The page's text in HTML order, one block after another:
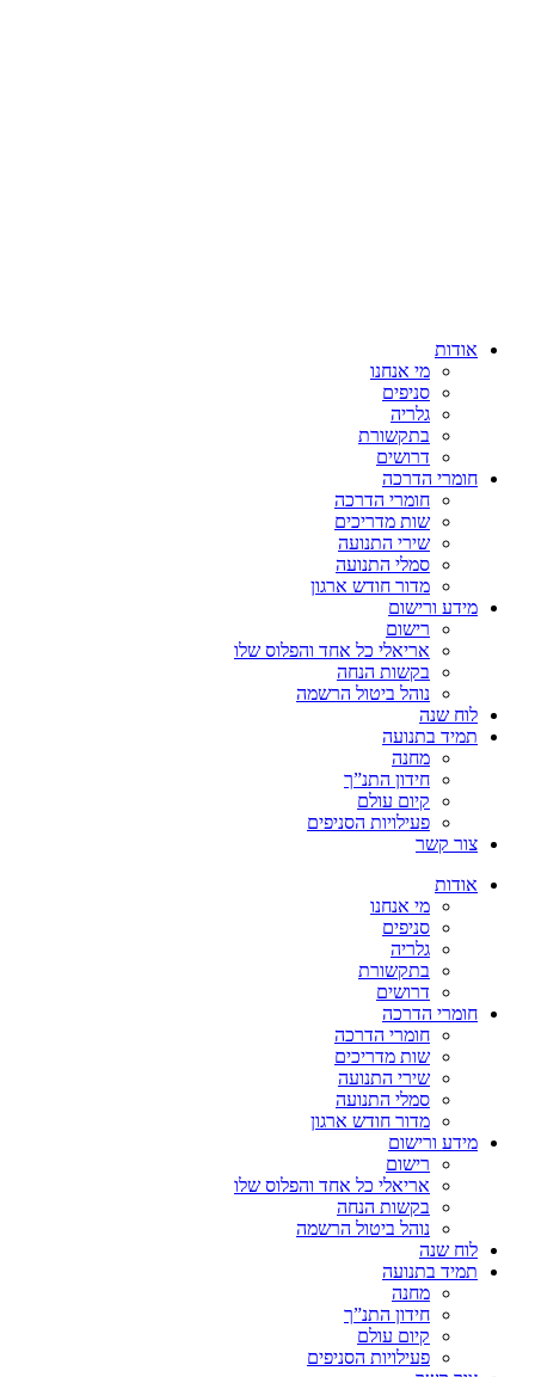
אודות
מי אנחנו
סניפים
גלריה
בתקשורת
דרושים
חומרי הדרכה
חומרי הדרכה
שות מדריכים
שירי התנועה
סמלי התנועה
מדור חודש ארגון
מידע ורישום
רישום
אריאלי כל אחד והפלוס שלו
בקשות הנחה
נוהל ביטול הרשמה
לוח שנה
תמיד בתנועה
מחנה
חידון התנ”ך
קיום עולם
פעילויות הסניפים
צור קשר
אודות
מי אנחנו
סניפים
גלריה
בתקשורת
דרושים
חומרי הדרכה
חומרי הדרכה
שות מדריכים
שירי התנועה
סמלי התנועה
מדור חודש ארגון
מידע ורישום
רישום
אריאלי כל אחד והפלוס שלו
בקשות הנחה
נוהל ביטול הרשמה
לוח שנה
תמיד בתנועה
מחנה
חידון התנ”ך
קיום עולם
פעילויות הסניפים